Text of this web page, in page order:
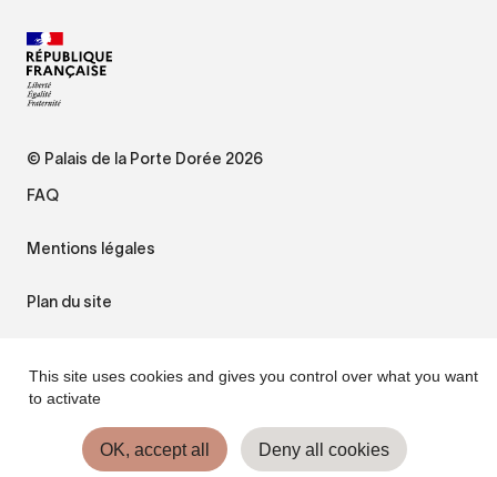
© Palais de la Porte Dorée 2026
FAQ
Mentions légales
Plan du site
Gestion des cookies
This site uses cookies and gives you control over what you want
to activate
OK, accept all Deny all cookies